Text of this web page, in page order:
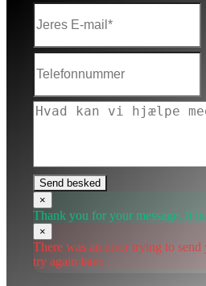
Send besked
×
Thank you for your message. It
×
There was an error trying to send
try again later.